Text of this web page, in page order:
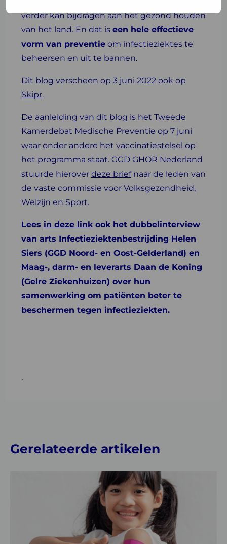
verder kan bijdragen aan het gezond houden
van het land. En dat is een hele effectieve
vorm van preventie om infectieziektes te
beheersen en uit te bannen.
Dit blog verscheen op 3 juni 2022 ook op
Skipr.
De aanleiding van dit blog is het Tweede
Kamerdebat Medische Preventie op 7 juni
waar onder andere het vaccinatiestelsel op
het programma staat. GGD GHOR Nederland
stuurde hierover deze briefnaar de leden van
de vaste commissie voor Volksgezondheid,
Welzijn en Sport.
Lees in deze linkook het dubbelinterview
van arts Infectieziektenbestrijding Helen
Siers (GGD Noord- en Oost-Gelderland) en
Maag-, darm- en leverarts Daan de Koning
(Gelre Ziekenhuizen) over hun
samenwerking om patiënten beter te
beschermen tegen infectieziekten.
.
Gerelateerde artikelen